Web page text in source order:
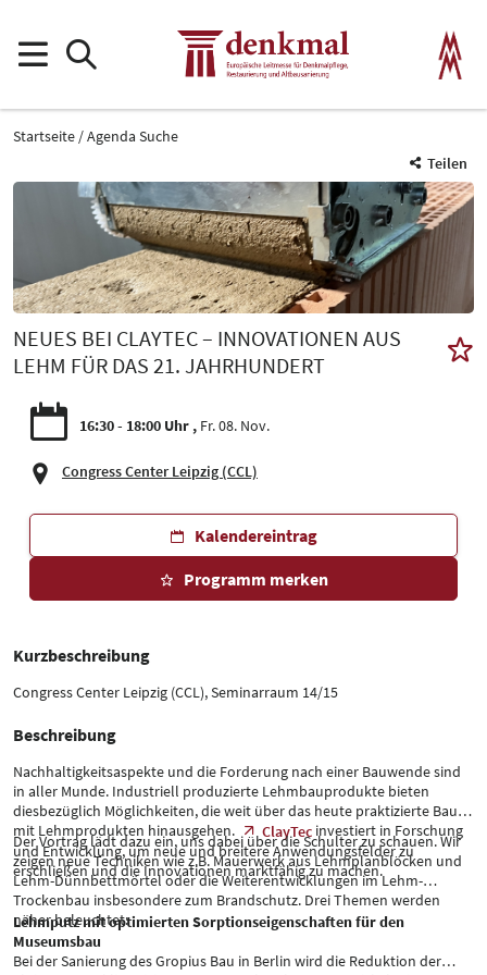
Startseite
Agenda Suche
Teilen
NEUES BEI CLAYTEC – INNOVATIONEN AUS
LEHM FÜR DAS 21. JAHRHUNDERT
16:30 - 18:00 Uhr Fr. 08. Nov.
Congress Center Leipzig (CCL)
Kalendereintrag
Programm merken
Kurzbeschreibung
Congress Center Leipzig (CCL), Seminarraum 14/15
Beschreibung
Nachhaltigkeitsaspekte und die Forderung nach einer Bauwende sind
in aller Munde. Industriell produzierte Lehmbauprodukte bieten
diesbezüglich Möglichkeiten, die weit über das heute praktizierte Bauen
mit Lehmprodukten hinausgehen.
ClayTecinvestiert in Forschung
und Entwicklung, um neue und breitere Anwendungsfelder zu
erschließen und die Innovationen marktfähig zu machen.
Der Vortrag lädt dazu ein, uns dabei über die Schulter zu schauen. Wir
zeigen neue Techniken wie z.B. Mauerwerk aus Lehmplanblöcken und
Lehm-Dünnbettmörtel oder die Weiterentwicklungen im Lehm-
Trockenbau insbesondere zum Brandschutz. Drei Themen werden
näher beleuchtet:
Lehmputz mit optimierten Sorptionseigenschaften für den
Museumsbau
Bei der Sanierung des Gropius Bau in Berlin wird die Reduktion der